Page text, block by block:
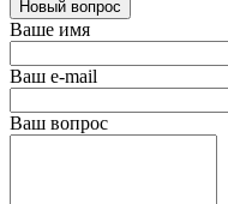
Новый вопрос
Ваше имя
Ваш e-mail
Ваш вопрос